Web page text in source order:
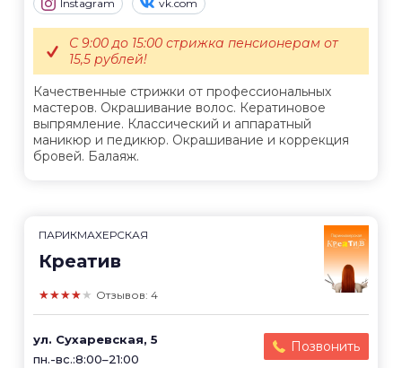
Instagram vk.com
Качественные стрижки от профессиональных
мастеров. Окрашивание волос. Кератиновое
выпрямление. Классический и аппаратный
маникюр и педикюр. Окрашивание и коррекция
бровей. Балаяж.
С 9:00 до 15:00 стрижка пенсионерам от
15,5 рублей!
ПАРИКМАХЕРСКАЯ
Креатив
★★★★★ Отзывов: 4
ул. Сухаревская, 5
пн.-вс.:8:00–21:00
Позвонить